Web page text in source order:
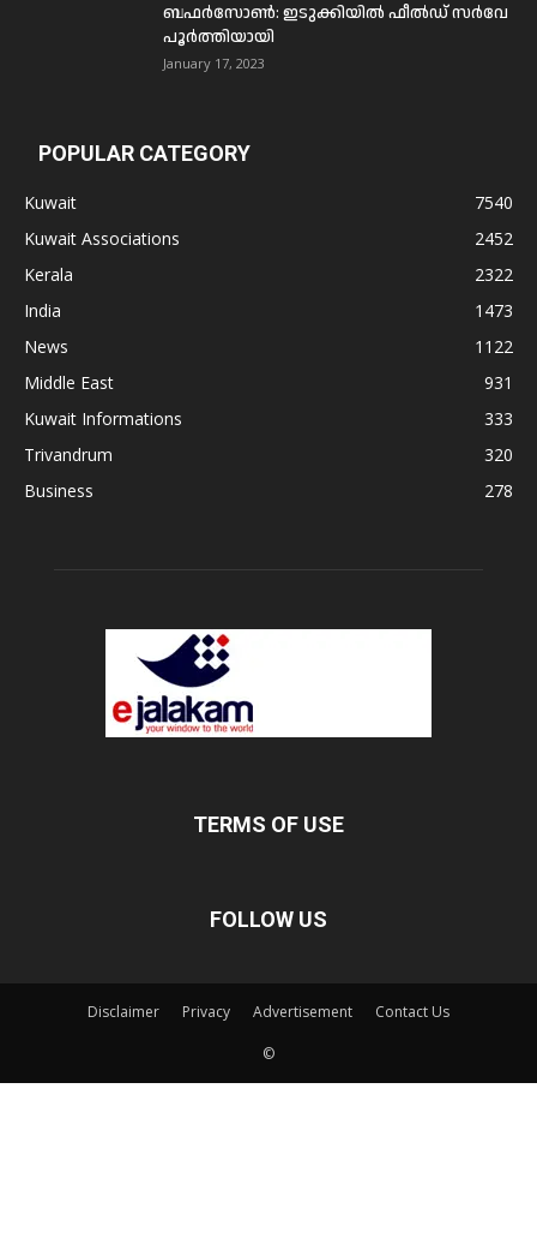
ബഫര്‍സോണ്‍: ഇടുക്കിയില്‍ ഫീല്‍ഡ് സര്‍വേ
പൂര്‍ത്തിയായി
January 17, 2023
POPULAR CATEGORY
Kuwait
7540
Kuwait Associations
2452
Kerala
2322
India
1473
News
1122
Middle East
931
Kuwait Informations
333
Trivandrum
320
Business
278
TERMS OF USE
FOLLOW US
Disclaimer Privacy Advertisement Contact Us
©